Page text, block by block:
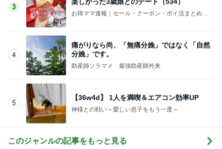
4
分娩」です。
助産師ソラマメ 最強助産師外来
5
【36w4d】 1人を満喫＆エアコン効率UP
神様との戦い～愛しい息子をもう一度～
このジャンルの記事をもっと見る
レジェンド松下のなんでもプレゼン！
Amebaトピックス 13時間前